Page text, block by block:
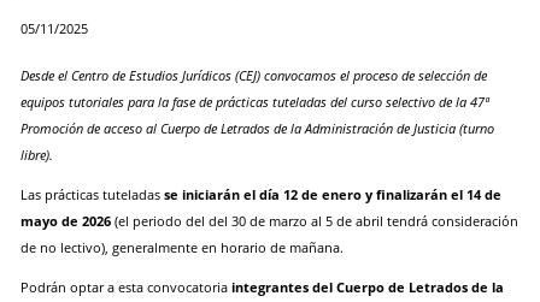
05/11/2025
Desde el Centro de Estudios Jurídicos (CEJ) convocamos el proceso de selección de
equipos tutoriales para la fase de prácticas tuteladas del curso selectivo de la 47ª
Promoción de acceso al Cuerpo de Letrados de la Administración de Justicia (turno
libre).
Las prácticas tuteladas se iniciarán el día 12 de enero y finalizarán el 14 de
mayo de 2026(el periodo del del 30 de marzo al 5 de abril tendrá consideración
de no lectivo), generalmente en horario de mañana.
Podrán optar a esta convocatoria integrantes del Cuerpo de Letrados de la